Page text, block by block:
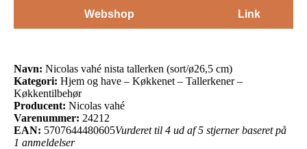
Webshop
Link
Navn: Nicolas vahé nista tallerken (sort/ø26,5 cm)
Kategori: Hjem og have – Køkkenet – Tallerkener –
Køkkentilbehør
Producent: Nicolas vahé
Varenummer: 24212
EAN: 5707644480605Vurderet til 4 ud af 5 stjerner baseret på
1 anmeldelser